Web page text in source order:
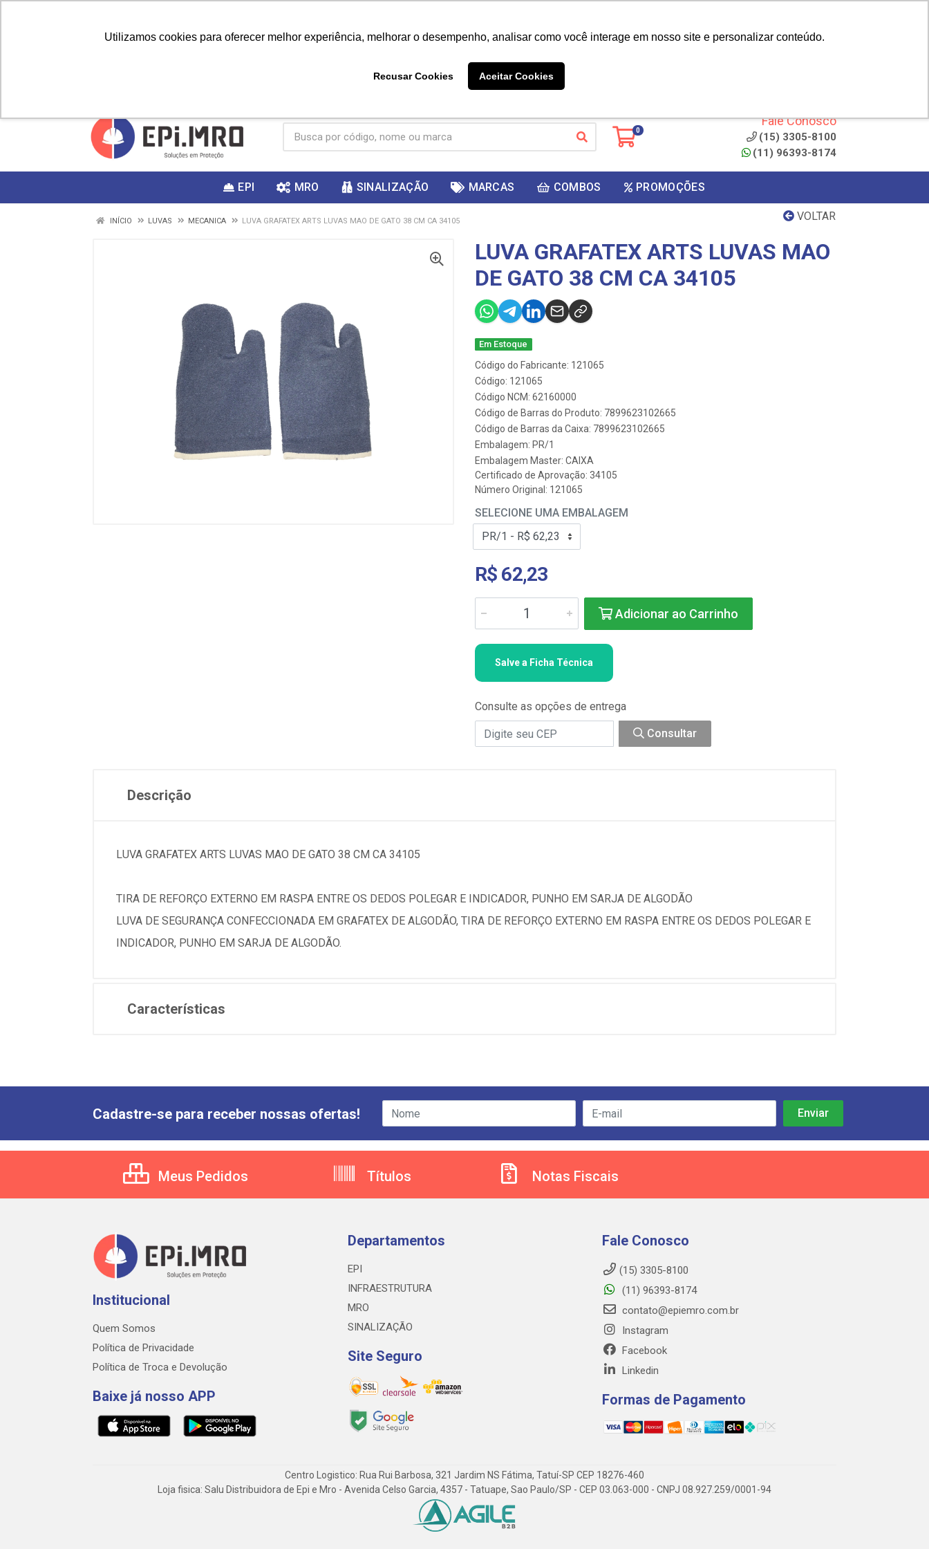
Utilizamos cookies para oferecer melhor experiência, melhorar o desempenho, analisar como você interage em nosso site e personalizar conteúdo.
Recusar Cookies Aceitar Cookies
ganhar
0
Fale Conosco
(15) 3305-8100
(11) 96393-8174
EPI MRO SINALIZAÇÃO MARCAS COMBOS PROMOÇÕES
VOLTAR
INÍCIO LUVAS MECANICA LUVA GRAFATEX ARTS LUVAS MAO DE GATO 38 CM CA 34105
LUVA GRAFATEX ARTS LUVAS MAO
DE GATO 38 CM CA 34105
Em Estoque
Código do Fabricante: 121065
Código: 121065
Código NCM: 62160000
Código de Barras do Produto: 7899623102665
Código de Barras da Caixa: 7899623102665
Embalagem: PR/1
Embalagem Master: CAIXA
Certificado de Aprovação: 34105
Número Original: 121065
SELECIONE UMA EMBALAGEM
R$ 62,23
Adicionar ao Carrinho
Salve a Ficha Técnica
Consulte as opções de entrega
Consultar
Descrição
LUVA GRAFATEX ARTS LUVAS MAO DE GATO 38 CM CA 34105
TIRA DE REFORÇO EXTERNO EM RASPA ENTRE OS DEDOS POLEGAR E INDICADOR, PUNHO EM SARJA DE ALGODÃO
LUVA DE SEGURANÇA CONFECCIONADA EM GRAFATEX DE ALGODÃO, TIRA DE REFORÇO EXTERNO EM RASPA ENTRE OS DEDOS POLEGAR E
INDICADOR, PUNHO EM SARJA DE ALGODÃO.
Características
Cadastre-se para receber nossas ofertas!
Meus Pedidos Títulos Notas Fiscais
Institucional
Quem Somos
Política de Privacidade
Política de Troca e Devolução
Baixe já nosso APP
Departamentos
EPI
INFRAESTRUTURA
MRO
SINALIZAÇÃO
Site Seguro
Fale Conosco
(15) 3305-8100
(11) 96393-8174
contato@epiemro.com.br
Instagram
Facebook
Linkedin
Formas de Pagamento
Centro Logistico: Rua Rui Barbosa, 321 Jardim NS Fátima, Tatuí-SP CEP 18276-460
Loja fisica: Salu Distribuidora de Epi e Mro - Avenida Celso Garcia, 4357 - Tatuape, Sao Paulo/SP - CEP 03.063-000 - CNPJ 08.927.259/0001-94